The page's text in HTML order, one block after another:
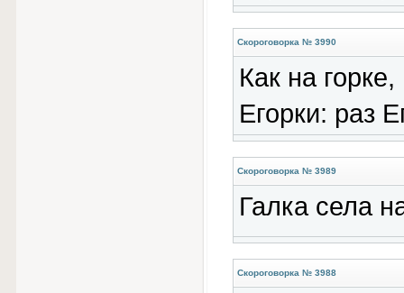
Скороговорка № 3990
Как на
Егорки: раз
Скороговорка № 3989
Галка села
Скороговорка № 3988